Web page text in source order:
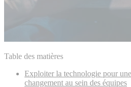
Table des matières
Exploiter la technologie pour
changement au sein des équipes